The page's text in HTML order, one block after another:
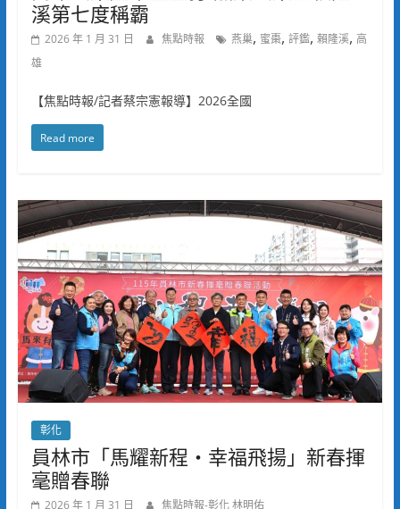
溪第七度稱霸
2026 年 1 月 31 日 焦點時報 燕巢, 蜜棗, 評鑑, 賴隆溪, 高
雄
【焦點時報/記者蔡宗憲報導】2026全國
Read more
彰化
員林市「馬耀新程・幸福飛揚」新春揮
毫贈春聯
2026 年 1 月 31 日 焦點時報-彰化 林明佑